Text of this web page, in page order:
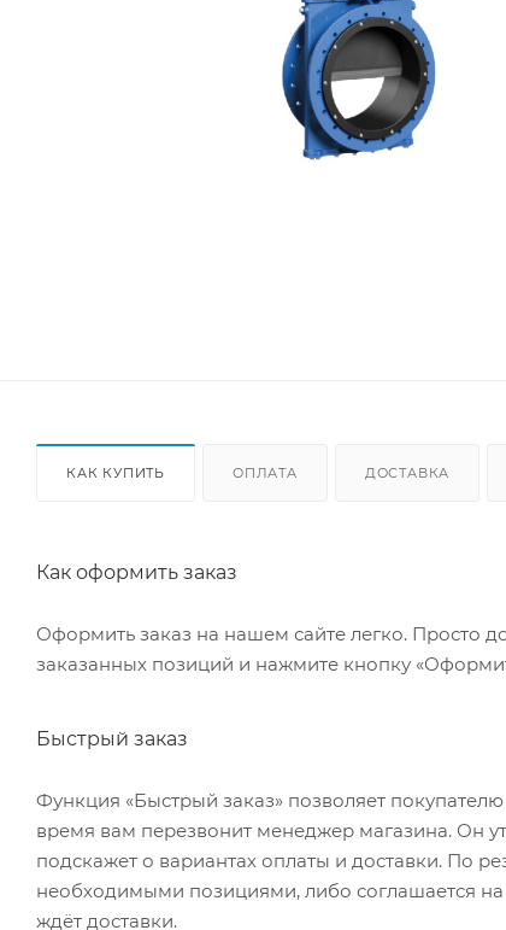
КАК КУПИТЬ ОПЛАТА ДОСТАВКА
Как оформить заказ
Оформить заказ на нашем сайте легко. Просто
заказанных позиций и нажмите кнопку
Быстрый заказ
Функция «Быстрый заказ» позволяет
время вам перезвонит менеджер магазина. Он
подскажет о вариантах оплаты и доставки. По
необходимыми позициями, либо соглашается
ждёт доставки.